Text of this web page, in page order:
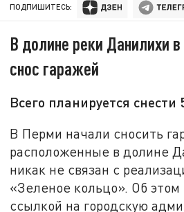
ПОДПИШИТЕСЬ:
В долине реки Данилихи
снос гаражей
Всего планируется снести
В Перми начали сносить
расположенные в долине
никак не связан с
«Зеленое кольцо». Об этом
ссылкой на городскую